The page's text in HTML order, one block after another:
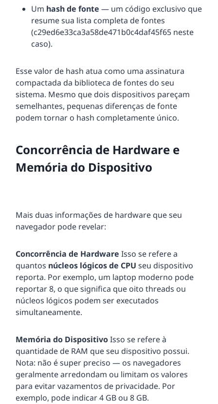
Um hash de fonte — um código exclusivo que
resume sua lista completa de fontes
(c29ed6e33ca3a58de471b0c4daf45f65 neste
caso).
Esse valor de hash atua como uma assinatura
compactada da biblioteca de fontes do seu
sistema. Mesmo que dois dispositivos pareçam
semelhantes, pequenas diferenças de fonte
podem tornar o hash completamente único.
Concorrência de Hardware e
Memória do Dispositivo
Mais duas informações de hardware que seu
navegador pode revelar:
Concorrência de Hardware Isso se refere a
quantos núcleos lógicos de CPU seu dispositivo
reporta. Por exemplo, um laptop moderno pode
reportar 8, o que significa que oito threads ou
núcleos lógicos podem ser executados
simultaneamente.
Memória do DispositivoIsso se refere à
quantidade de RAM que seu dispositivo possui.
Nota: não é super preciso — os navegadores
geralmente arredondam ou limitam os valores
para evitar vazamentos de privacidade. Por
exemplo, pode indicar 4 GB ou 8 GB.